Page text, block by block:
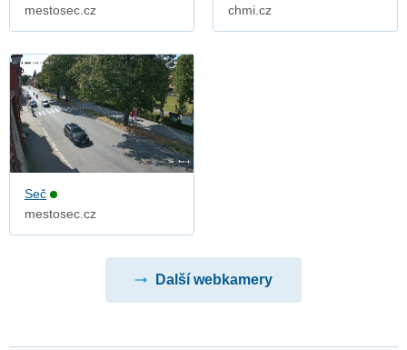
mestosec.cz
chmi.cz
Seč
mestosec.cz
Další webkamery